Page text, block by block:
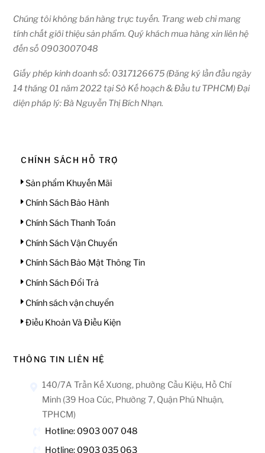
Chúng tôi không bán hàng trực tuyến. Trang web chỉ mang
tính chất giới thiệu sản phẩm. Quý khách mua hàng xin liên hệ
đến số 0903007048
Giấy phép kinh doanh số: 0317126675 (Đăng ký lần đầu ngày
14 tháng 01 năm 2022 tại Sở Kế hoạch & Đầu tư TPHCM) Đại
diện pháp lý: Bà Nguyễn Thị Bích Nhạn.
CHÍNH SÁCH HỖ TRỢ
Sản phẩm Khuyến Mãi
Chính Sách Bảo Hành
Chính Sách Thanh Toán
Chính Sách Vận Chuyển
Chính Sách Bảo Mật Thông Tin
Chính Sách Đổi Trả
Chính sách vận chuyển
Điều Khoản Và Điều Kiện
THÔNG TIN LIÊN HỆ
140/7A Trần Kế Xương, phường Cầu Kiệu, Hồ Chí
Minh (39 Hoa Cúc, Phường 7, Quận Phú Nhuận,
TPHCM)
Hotline: 0903 007 048
Hotline: 0903 035 063